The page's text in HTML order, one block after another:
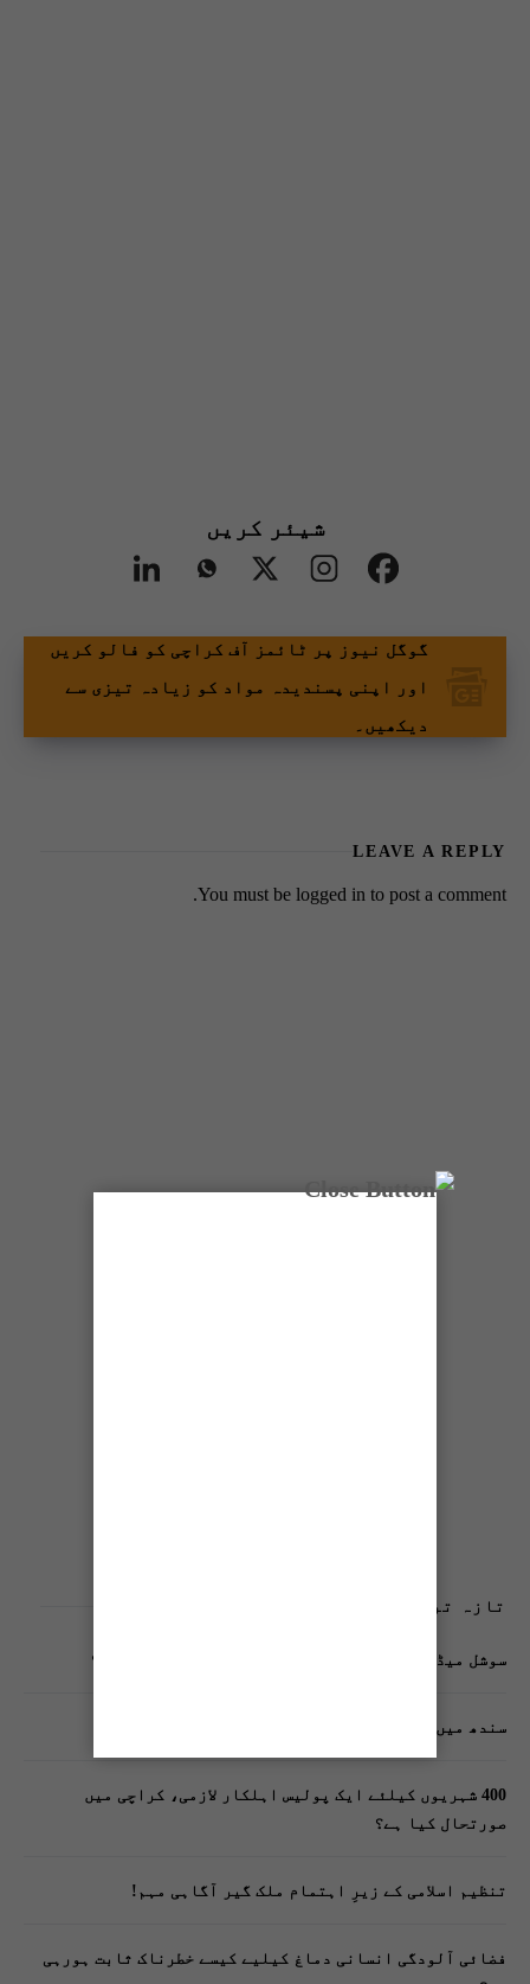
شیئر کریں
گوگل نیوز پر ٹائمز آف کراچی کو فالو کریں
اور اپنی پسندیدہ مواد کو زیادہ تیزی سے
دیکھیں۔
LEAVE A REPLY
You must be logged in to post a comment.
تازہ ترین پوسٹس
سوشل میڈیا پر وکڑی پوسٹ ڈیجیٹل شناخت کیلیے خطرہ؟
سندھ میں گاڑیوں کی انشورنس لازمی قرار
400 شہریوں کیلئے ایک پولیس اہلکار لازمی، کراچی میں
صورتحال کیا ہے؟
تنظیم اسلامی کے زیرِ اہتمام ملک گیر آگاہی مہم!
فضائی آلودگی انسانی دماغ کیلیے کیسے خطرناک ثابت ہورہی